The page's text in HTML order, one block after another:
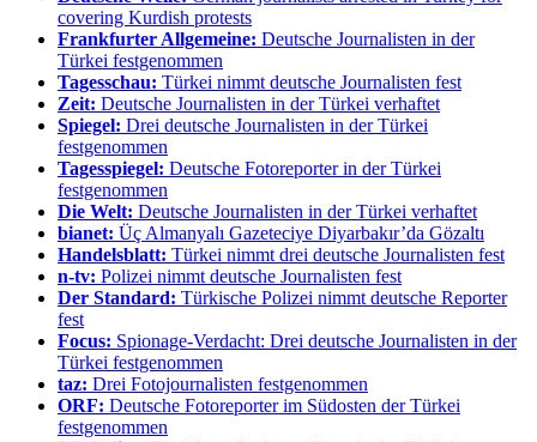
covering Kurdish protests
Frankfurter Allgemeine: Deutsche Journalisten in der
Türkei festgenommen
Tagesschau: Türkei nimmt deutsche Journalisten fest
Zeit: Deutsche Journalisten in der Türkei verhaftet
Spiegel: Drei deutsche Journalisten in der Türkei
festgenommen
Tagesspiegel: Deutsche Fotoreporter in der Türkei
festgenommen
Die Welt: Deutsche Journalisten in der Türkei verhaftet
bianet: Üç Almanyalı Gazeteciye Diyarbakır’da Gözaltı
Handelsblatt: Türkei nimmt drei deutsche Journalisten fest
n-tv: Polizei nimmt deutsche Journalisten fest
Der Standard: Türkische Polizei nimmt deutsche Reporter
fest
Focus: Spionage-Verdacht: Drei deutsche Journalisten in der
Türkei festgenommen
taz: Drei Fotojournalisten festgenommen
ORF: Deutsche Fotoreporter im Südosten der Türkei
festgenommen